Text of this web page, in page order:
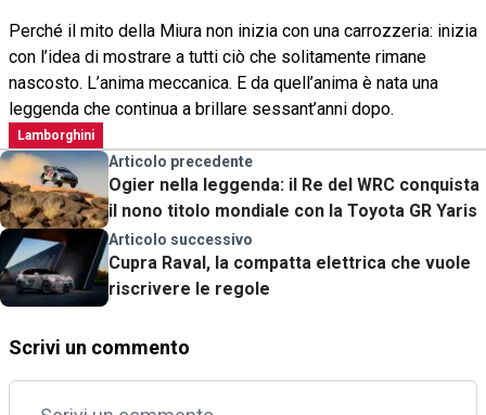
Perché il mito della Miura non inizia con una carrozzeria: inizia
con l’idea di mostrare a tutti ciò che solitamente rimane
nascosto. L’anima meccanica. E da quell’anima è nata una
leggenda che continua a brillare sessant’anni dopo.
Lamborghini
Articolo precedente
Ogier nella leggenda: il Re del WRC conquista
il nono titolo mondiale con la Toyota GR Yaris
Articolo successivo
Cupra Raval, la compatta elettrica che vuole
riscrivere le regole
Scrivi un commento